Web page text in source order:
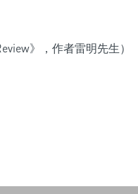
》，作者雷明先生）